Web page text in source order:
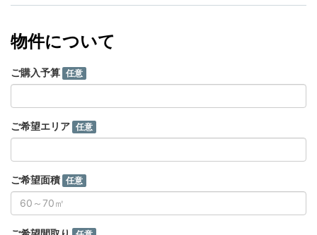
物件について
ご購入予算 任意
ご希望エリア 任意
ご希望面積 任意